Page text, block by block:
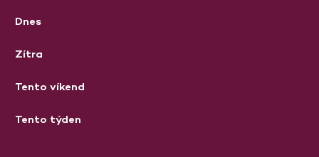
Dnes
Zítra
Tento víkend
Tento týden